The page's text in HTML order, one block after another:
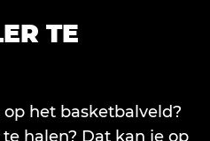
TE
het basketbalveld?
halen? Dat kan je op